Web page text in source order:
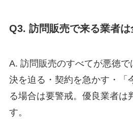
Q3. 訪問販売で来る業者は
A. 訪問販売のすべてが悪徳で
決を迫る・契約を急かす・「
る場合は要警戒。優良業者は
す。